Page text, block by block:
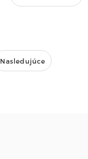
Nasledujúce